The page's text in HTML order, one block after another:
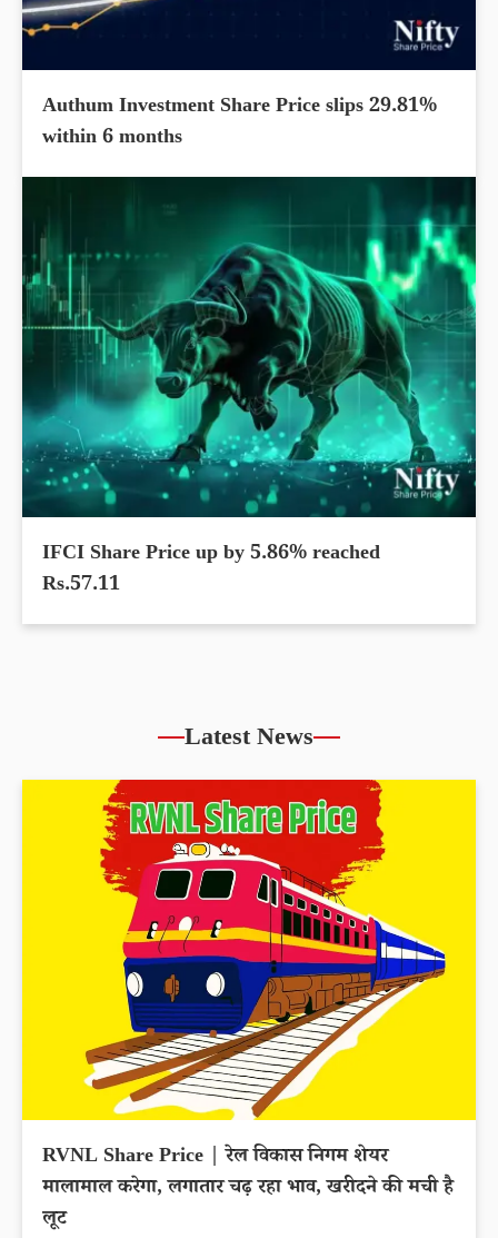
Authum Investment Share Price slips 29.81%
within 6 months
IFCI Share Price up by 5.86% reached
Rs.57.11
Latest News
RVNL Share Price | रेल विकास निगम शेयर
मालामाल करेगा, लगातार चढ़ रहा भाव, खरीदने की मची है
लूट